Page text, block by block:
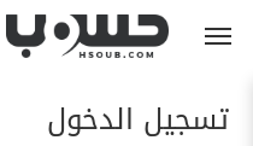
تسجيل الدخول